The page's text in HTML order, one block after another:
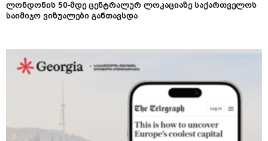
ლონდონის 50-მდე ცენტრალურ ლოკაციაზე საქართველოს
საიმიჯო ვიზუალები განთავსდა